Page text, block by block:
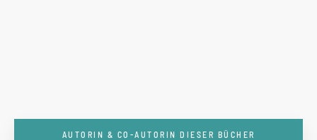
AUTORIN & CO-AUTORIN DIESER BÜCHER